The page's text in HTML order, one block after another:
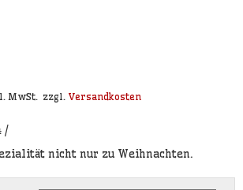
MwSt. zzgl. Versandkosten
/
nicht nur zu Weihnachten.